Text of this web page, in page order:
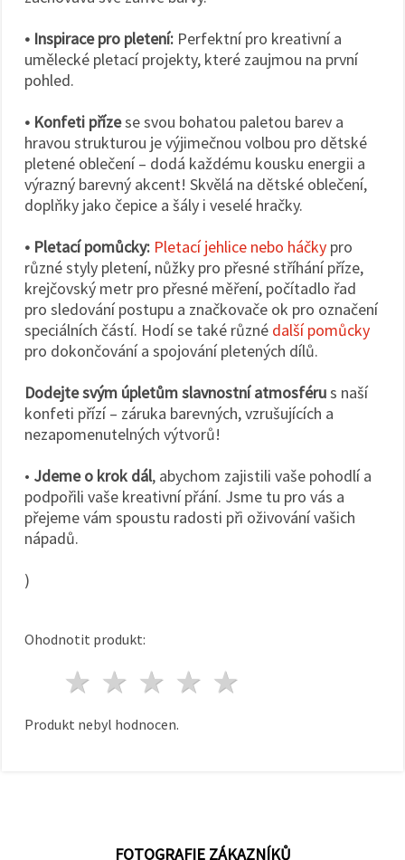
• Inspirace pro pletení: Perfektní pro kreativní a
umělecké pletací projekty, které zaujmou na první
pohled.
• Konfeti přízese svou bohatou paletou barev a
hravou strukturou je výjimečnou volbou pro dětské
pletené oblečení – dodá každému kousku energii a
výrazný barevný akcent! Skvělá na dětské oblečení,
doplňky jako čepice a šály i veselé hračky.
• Pletací pomůcky: Pletací jehlice nebo háčky pro
různé styly pletení, nůžky pro přesné stříhání příze,
krejčovský metr pro přesné měření, počítadlo řad
pro sledování postupu a značkovače ok pro označení
speciálních částí. Hodí se také různé další pomůcky
pro dokončování a spojování pletených dílů.
Dodejte svým úpletům slavnostní atmosférus naší
konfeti přízí – záruka barevných, vzrušujících a
nezapomenutelných výtvorů!
• Jdeme o krok dál, abychom zajistili vaše pohodlí a
podpořili vaše kreativní přání. Jsme tu pro vás a
přejeme vám spoustu radosti při oživování vašich
nápadů.
)
Ohodnotit produkt:
4 hvězdy
3 hvězdy
2 hvězdy
1 hvězda
Produkt nebyl hodnocen.
FOTOGRAFIE ZÁKAZNÍKŮ